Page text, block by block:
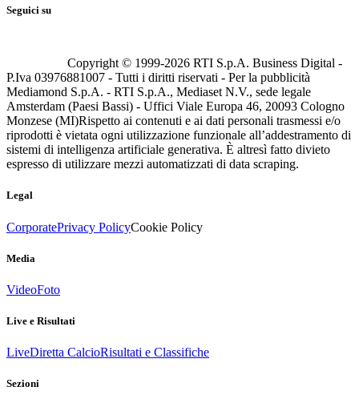
Seguici su
Copyright © 1999-2026 RTI S.p.A. Business Digital -
P.Iva 03976881007 - Tutti i diritti riservati - Per la pubblicità
Mediamond S.p.A. - RTI S.p.A., Mediaset N.V., sede legale
Amsterdam (Paesi Bassi) - Uffici Viale Europa 46, 20093 Cologno
Monzese (MI)Rispetto ai contenuti e ai dati personali trasmessi e/o
riprodotti è vietata ogni utilizzazione funzionale all’addestramento di
sistemi di intelligenza artificiale generativa. È altresì fatto divieto
espresso di utilizzare mezzi automatizzati di data scraping.
Legal
CorporatePrivacy PolicyCookie Policy
Media
VideoFoto
Live e Risultati
LiveDiretta CalcioRisultati e Classifiche
Sezioni